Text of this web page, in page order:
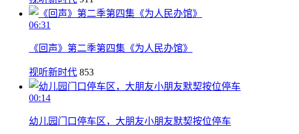
06:31
《回声》第二季第四集《为人民办馆》
视听新时代 853
00:14
幼儿园门口停车区，大朋友小朋友默契按位停车